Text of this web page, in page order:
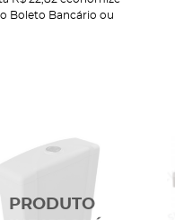
Boleto Bancário ou